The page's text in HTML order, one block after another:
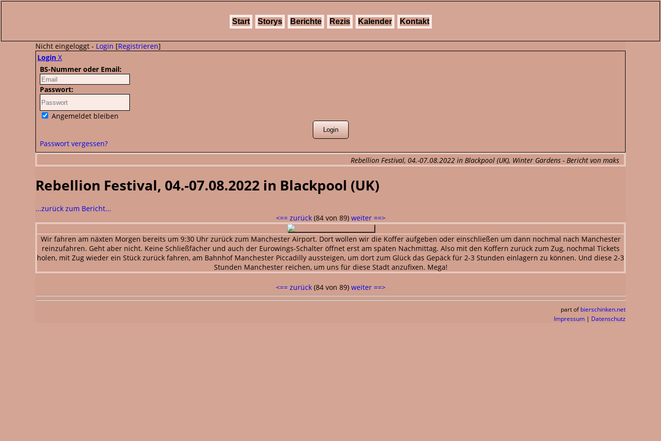
Start Storys Berichte Rezis Kalender Kontakt
Nicht eingeloggt - Login [Registrieren]
Login X
BS-Nummer oder Email:
Passwort:
Angemeldet bleiben
Passwort vergessen?
Rebellion Festival, 04.-07.08.2022 in Blackpool (UK), Winter Gardens - Bericht von maks
Rebellion Festival, 04.-07.08.2022 in Blackpool (UK)
...zurück zum Bericht...
<== zurück(84 von 89) weiter ==>
Wir fahren am näxten Morgen bereits um 9:30 Uhr zurück zum Manchester Airport. Dort wollen wir die Koffer aufgeben oder einschließen um dann nochmal nach Manchester
reinzufahren. Geht aber nicht. Keine Schließfächer und auch der Eurowings-Schalter öffnet erst am späten Nachmittag. Also mit den Koffern zurück zum Zug, nochmal Tickets
holen, mit Zug wieder ein Stück zurück fahren, am Bahnhof Manchester Piccadilly aussteigen, um dort zum Glück das Gepäck für 2-3 Stunden einlagern zu können. Und diese 2-3
Stunden Manchester reichen, um uns für diese Stadt anzufixen. Mega!
<== zurück(84 von 89) weiter ==>
part of bierschinken.net
Impressum | Datenschutz